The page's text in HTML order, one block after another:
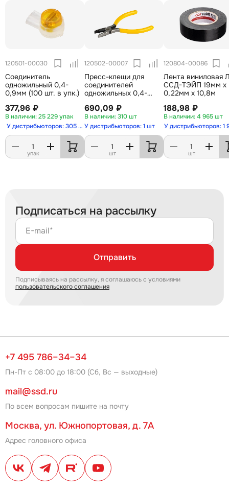
120501-00030
Соединитель
одножильный 0,4-
0,9мм (100 шт. в упк.)
377,96 ₽
25 229 упак
У дистрибьюторов: 305 упак
упак
120502-00007
Пресс-клещи для
соединителей
одножильных 0,4-
690,09 ₽
310 шт
У дистрибьюторов: 1 шт
шт
120804-00086
Лента виниловая
ССД-ТЭЙП 19мм х
0,22мм х 10,8м
188,98 ₽
4 965 шт
У дистрибьюторов: 1
шт
Подписаться на рассылку
E-mail*
Отправить
Подписываясь на рассылку, я соглашаюсь с условиями
пользовательского соглашения
+7 495 786–34–34
Пн-Пт с 08:00 до 18:00 (Сб, Вс — выходные)
mail@ssd.ru
По всем вопросам пишите на почту
Москва, ул. Южнопортовая, д. 7А
Адрес головного офиса